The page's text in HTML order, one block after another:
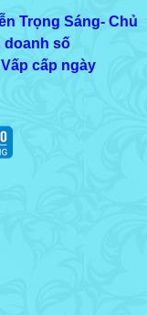
Trọng Sáng- Chủ
doanh số
cấp ngày